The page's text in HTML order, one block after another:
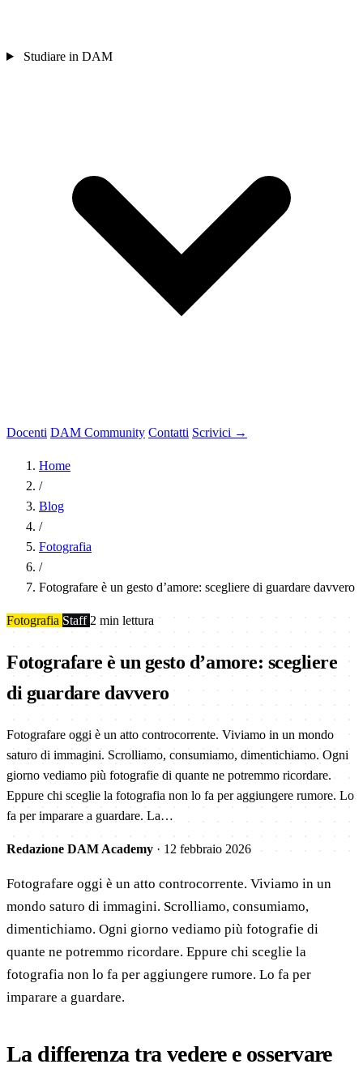
Studiare in DAM
Docenti DAM Community Contatti Scrivici →
Home
/
Blog
/
Fotografia
/
Fotografare è un gesto d’amore: scegliere di guardare davvero
Fotografia Staff 2 min lettura
Fotografare è un gesto d’amore: scegliere
di guardare davvero
Fotografare oggi è un atto controcorrente. Viviamo in un mondo
saturo di immagini. Scrolliamo, consumiamo, dimentichiamo. Ogni
giorno vediamo più fotografie di quante ne potremmo ricordare.
Eppure chi sceglie la fotografia non lo fa per aggiungere rumore. Lo
fa per imparare a guardare. La…
Redazione DAM Academy · 12 febbraio 2026
Fotografare oggi è un atto controcorrente. Viviamo in un
mondo saturo di immagini. Scrolliamo, consumiamo,
dimentichiamo. Ogni giorno vediamo più fotografie di
quante ne potremmo ricordare. Eppure chi sceglie la
fotografia non lo fa per aggiungere rumore. Lo fa per
imparare a guardare.
La differenza tra vedere e osservare